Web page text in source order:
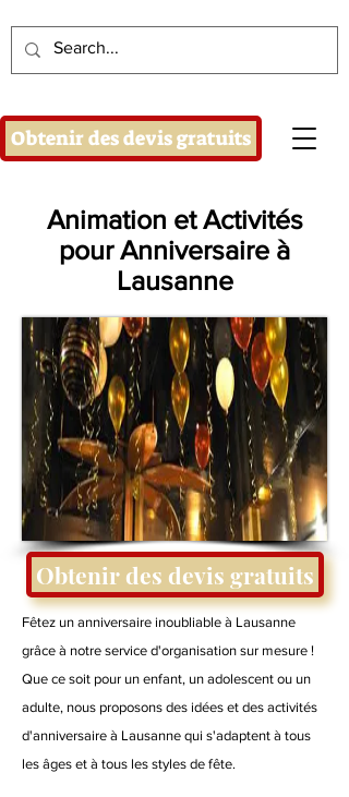
Obtenir des devis gratuits
Animation et Activités
pour Anniversaire à
Lausanne
Obtenir des devis gratuits
Fêtez un anniversaire inoubliable à Lausanne
grâce à notre service d'organisation sur mesure !
Que ce soit pour un enfant, un adolescent ou un
adulte, nous proposons des idées et des activités
d'anniversaire à Lausanne qui s'adaptent à tous
les âges et à tous les styles de fête.